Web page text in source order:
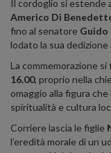
Il cordoglio si estende
Americo Di
fino al senatore Guido
lodato la sua dedizione
La commemorazione si
16.00, proprio nella
omaggio alla figura
spiritualità e cultura
Corriere lascia le figlie
l’eredità morale di un